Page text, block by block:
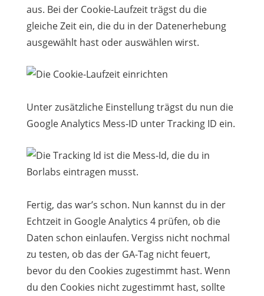
aus. Bei der Cookie-Laufzeit trägst du die
gleiche Zeit ein, die du in der Datenerhebung
ausgewählt hast oder auswählen wirst.
Unter zusätzliche Einstellung trägst du nun die
Google Analytics Mess-ID unter Tracking ID ein.
Fertig, das war’s schon. Nun kannst du in der
Echtzeit in Google Analytics 4 prüfen, ob die
Daten schon einlaufen. Vergiss nicht nochmal
zu testen, ob das der GA-Tag nicht feuert,
bevor du den Cookies zugestimmt hast. Wenn
du den Cookies nicht zugestimmt hast, sollte